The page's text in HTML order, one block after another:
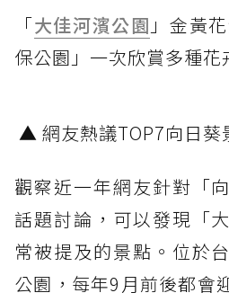
「大佳河濱公園 」金黃
保公園」一次欣賞多種花
▲ 網友熱議TOP7向日葵
觀察近一年網友針對「
話題討論，可以發現「
常被提及的景點。位於
公園，每年9月前後都會